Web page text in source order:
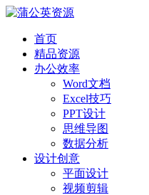
首页
精品资源
办公效率
Word文档
Excel技巧
PPT设计
思维导图
数据分析
设计创意
平面设计
视频剪辑